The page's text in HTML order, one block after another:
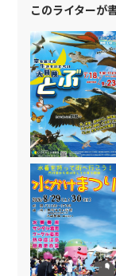
このライターが